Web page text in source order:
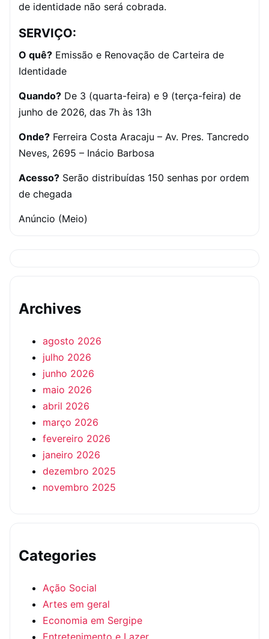
de identidade não será cobrada.
SERVIÇO:
O quê? Emissão e Renovação de Carteira de
Identidade
Quando? De 3 (quarta-feira) e 9 (terça-feira) de
junho de 2026, das 7h às 13h
Onde? Ferreira Costa Aracaju – Av. Pres. Tancredo
Neves, 2695 – Inácio Barbosa
Acesso? Serão distribuídas 150 senhas por ordem
de chegada
Anúncio (Meio)
Archives
agosto 2026
julho 2026
junho 2026
maio 2026
abril 2026
março 2026
fevereiro 2026
janeiro 2026
dezembro 2025
novembro 2025
Categories
Ação Social
Artes em geral
Economia em Sergipe
Entretenimento e Lazer